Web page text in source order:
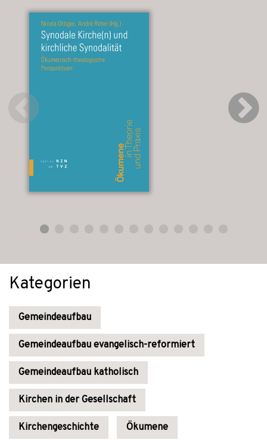
Kategorien
Gemeindeaufbau
Gemeindeaufbau evangelisch-reformiert
Gemeindeaufbau katholisch
Kirchen in der Gesellschaft
Kirchengeschichte Ökumene